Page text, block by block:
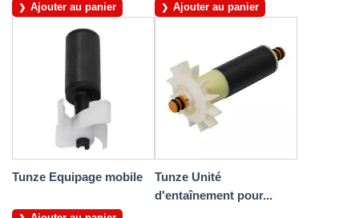
Ajouter au panier Ajouter au panier
Tunze Equipage mobile
Tunze Unité
d'entaînement pour...